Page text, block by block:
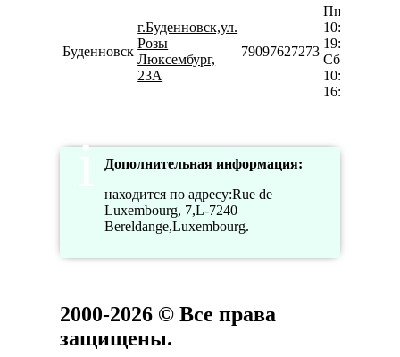
Буденновск
г.Буденновск,ул.
Розы
Люксембург,
23А
79097627273
Пн-Пт
10:00-
19:00
Сб
10:00-
16:00
Дополнительная информация:
находится по адресу:Rue de
Luxembourg, 7,L-7240
Bereldange,Luxembourg.
2000-2026 © Все права
защищены.